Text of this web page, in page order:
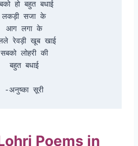
हो बहुत बधाई
लकड़ी सजा के
आग लगा के
रेवड़ी खूब खाई
सबको लोहरी की
बहुत बधाई
-अनुष्का सूरी
Poems in